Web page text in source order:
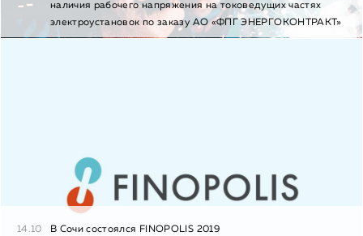
наличия рабочего напряжения на токоведущих частях
электроустановок по заказу АО «ФПГ ЭНЕРГОКОНТРАКТ»
14.10 В Сочи состоялся FINOPOLIS 2019